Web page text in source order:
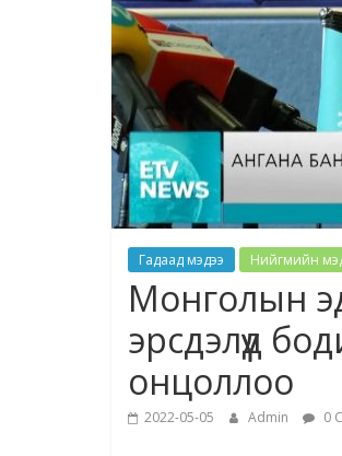
Гадаад мэдээ Нийгмийн
Монголын
эрсдэлүүд
онцоллоо
2022-05-05 Admin 0